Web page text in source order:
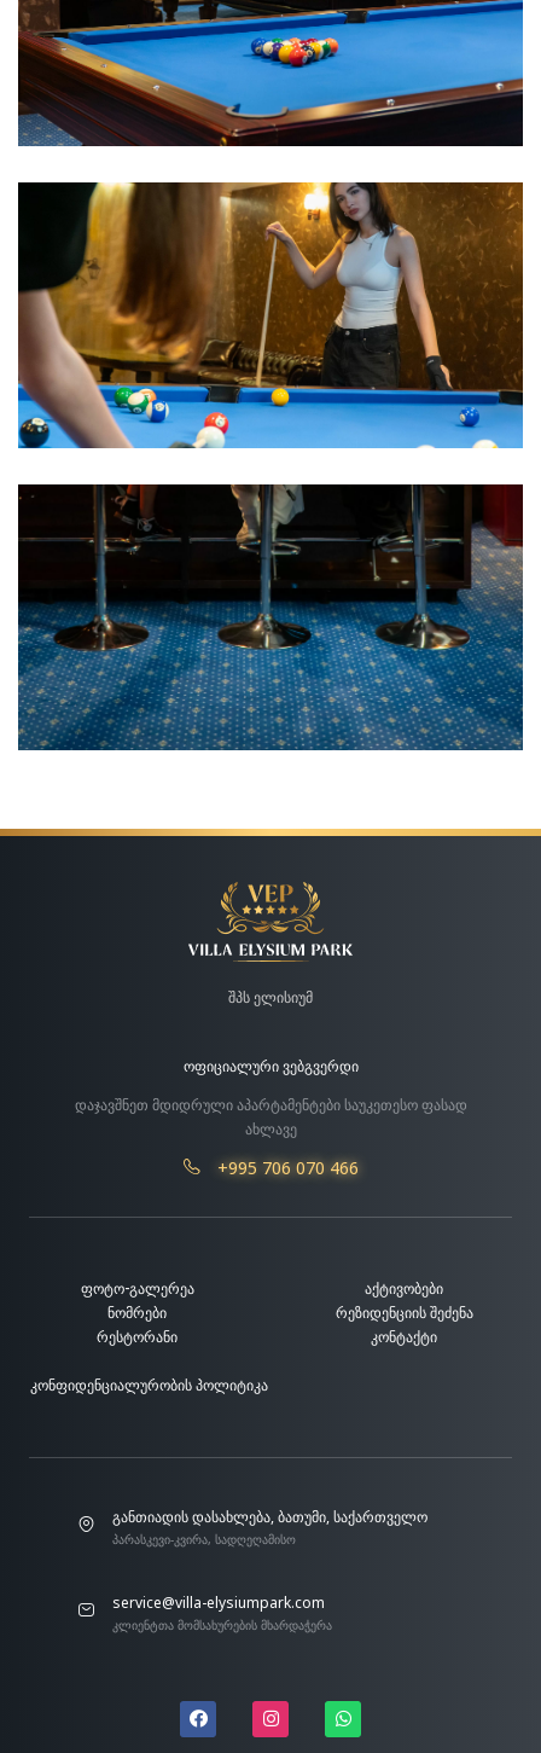
შპს ელისიუმ
ᲝᲤᲘᲪᲘᲐᲚᲣᲠᲘ ᲕᲔᲑᲒᲕᲔᲠᲓᲘ
დაჯავშნეთ მდიდრული აპარტამენტები საუკეთესო ფასად
ახლავე
+995 706 070 466
ᲤᲝᲢᲝ-ᲒᲐᲚᲔᲠᲔᲐ
ᲜᲝᲛᲠᲔᲑᲘ
ᲠᲔᲡᲢᲝᲠᲐᲜᲘ
ᲐᲥᲢᲘᲕᲝᲑᲔᲑᲘ
ᲠᲔᲖᲘᲓᲔᲜᲪᲘᲘᲡ ᲨᲔᲫᲔᲜᲐ
ᲙᲝᲜᲢᲐᲥᲢᲘ
ᲙᲝᲜᲤᲘᲓᲔᲜᲪᲘᲐᲚᲣᲠᲝᲑᲘᲡ ᲞᲝᲚᲘᲢᲘᲙᲐ
განთიადის დასახლება, ბათუმი, საქართველო
პარასკევი-კვირა, სადღეღამისო
service@villa-elysiumpark.com
კლიენტთა მომსახურების მხარდაჭერა